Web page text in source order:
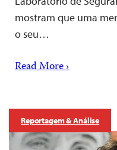
mostram que uma
o seu…
Read More ›
Reportagem & Análise